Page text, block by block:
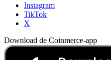
Instagram
TikTok
X
Download de Coinmerce-app